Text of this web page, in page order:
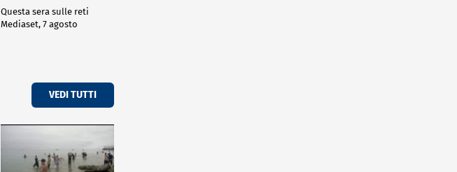
Questa sera sulle reti
Mediaset, 7 agosto
VEDI TUTTI